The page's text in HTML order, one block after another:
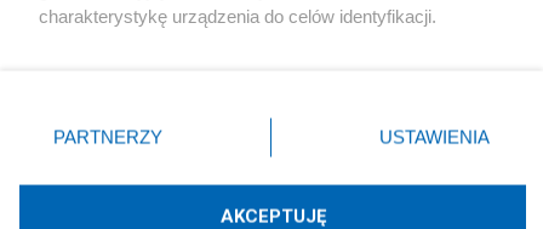
charakterystykę urządzenia do celów identyfikacji.
zmienić/wycofać klikając przycisk ustawień prywatności
znajdujący się w lewym dolnym rogu strony
rodzaje przetwarzania danych nie wymagają zgody
użytkownika, ale masz prawo sprzeciwić się takiemu
PARTNERZY USTAWIENIA
AKCEPTUJĘ